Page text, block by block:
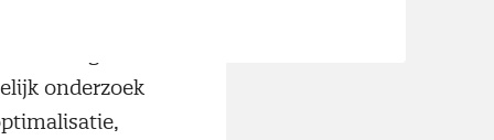
onderzoek